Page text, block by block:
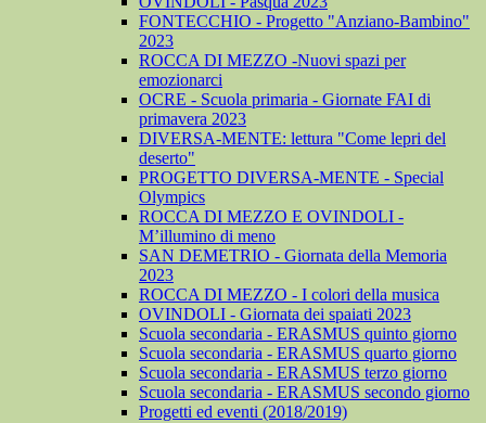
FONTECCHIO - Progetto "Anziano-Bambino"
2023
ROCCA DI MEZZO -Nuovi spazi per
emozionarci
OCRE - Scuola primaria - Giornate FAI di
primavera 2023
DIVERSA-MENTE: lettura "Come lepri del
deserto"
PROGETTO DIVERSA-MENTE - Special
Olympics
ROCCA DI MEZZO E OVINDOLI -
M’illumino di meno
SAN DEMETRIO - Giornata della Memoria
2023
ROCCA DI MEZZO - I colori della musica
OVINDOLI - Giornata dei spaiati 2023
Scuola secondaria - ERASMUS quinto giorno
Scuola secondaria - ERASMUS quarto giorno
Scuola secondaria - ERASMUS terzo giorno
Scuola secondaria - ERASMUS secondo giorno
Progetti ed eventi (2018/2019)